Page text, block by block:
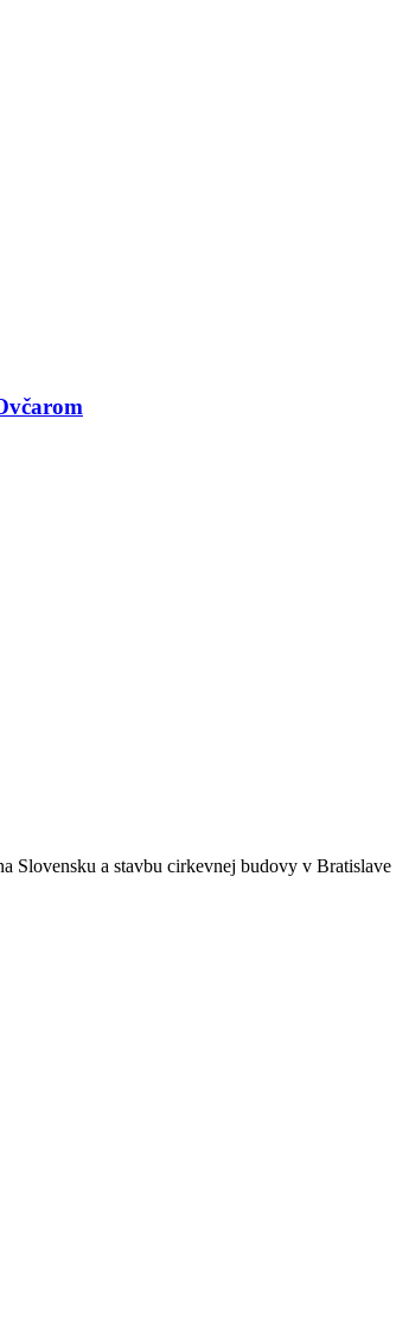
Slovensku a stavbu cirkevnej budovy v Bratislave